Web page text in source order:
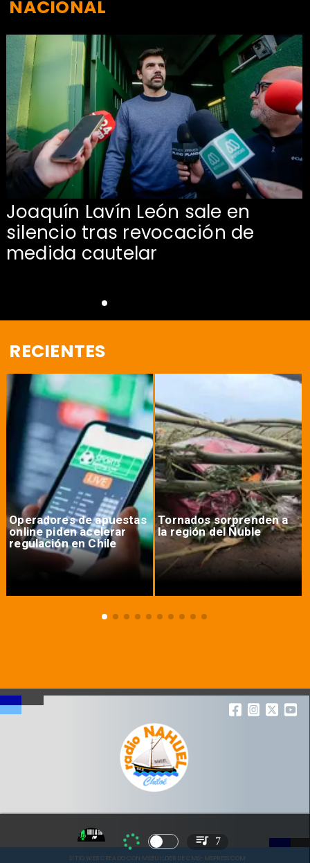
Joaquín Lavín León sale en
silencio tras revocación de
medida cautelar
NACIONAL
RECIENTES
Operadores de apuestas
online piden acelerar
regulación en Chile
Tornados sorprenden a
la región del Ñuble
SITIO WEB CREADO CON MSBUILDER DE CMS-MSPRESS.COM
7